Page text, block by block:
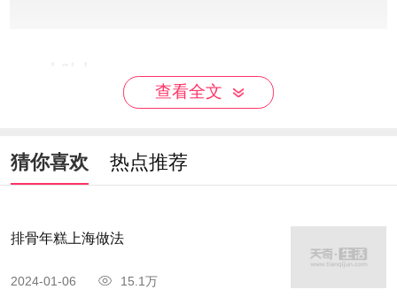
水，一般热水和面的话，水的分量比面少个30%左
右。
如果发现包豆沙的时候，漏馅儿了，可以在上
面补一块面团，或者是将手心打湿，再重新搓一
边。
查看全文
猜你喜欢 热点推荐
排骨年糕上海做法
2024-01-06 15.1万